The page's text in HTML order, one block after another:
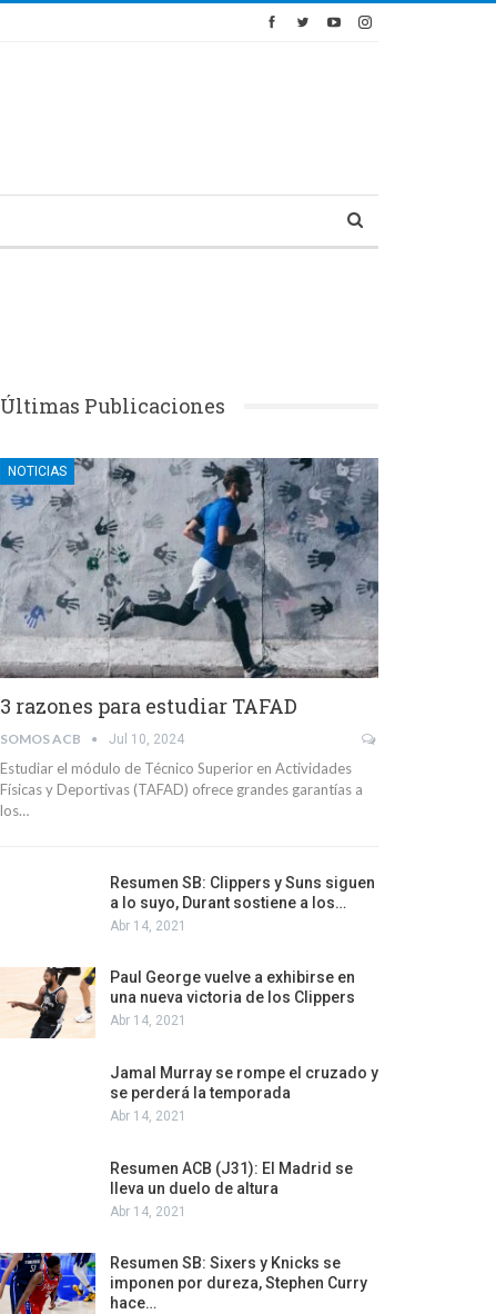
Últimas Publicaciones
NOTICIAS
3 razones para estudiar TAFAD
SOMOS ACB Jul 10, 2024
Estudiar el módulo de Técnico Superior en Actividades
Físicas y Deportivas (TAFAD) ofrece grandes garantías a
los…
Resumen SB: Clippers y Suns siguen
a lo suyo, Durant sostiene a los…
Abr 14, 2021
Paul George vuelve a exhibirse en
una nueva victoria de los Clippers
Abr 14, 2021
Jamal Murray se rompe el cruzado y
se perderá la temporada
Abr 14, 2021
Resumen ACB (J31): El Madrid se
lleva un duelo de altura
Abr 14, 2021
Resumen SB: Sixers y Knicks se
imponen por dureza, Stephen Curry
hace…